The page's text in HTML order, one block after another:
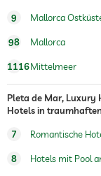
9 Mallorca
98 Mallorca
1116Mittelmeer
Pleta de Mar,
Hotels in
7 Romantische
8 Hotels mit Pool